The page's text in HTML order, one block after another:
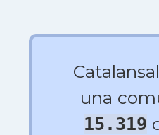
una
15.319